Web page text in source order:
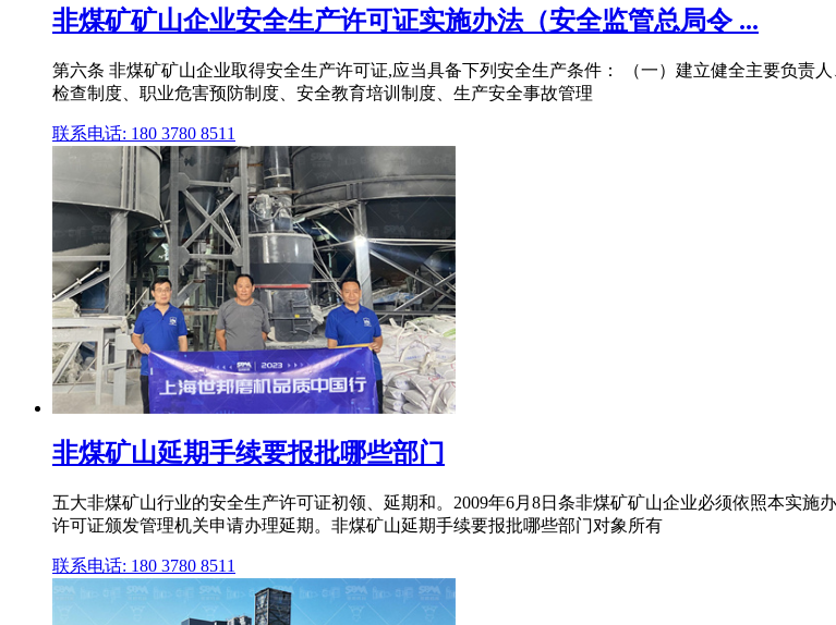
非煤矿矿山企业安全生产许可证实施办法（安全监管总局令 ...
第六条 非煤矿矿山企业取得安全生产许可证,应当具备下列安全生产条件： （一）建立健全主要负责
检查制度、职业危害预防制度、安全教育培训制度、生产安全事故管理
联系电话: 180 3780 8511
非煤矿山延期手续要报批哪些部门
五大非煤矿山行业的安全生产许可证初领、延期和。2009年6月8日条非煤矿矿山企业必须依照本实
许可证颁发管理机关申请办理延期。非煤矿山延期手续要报批哪些部门对象所有
联系电话: 180 3780 8511